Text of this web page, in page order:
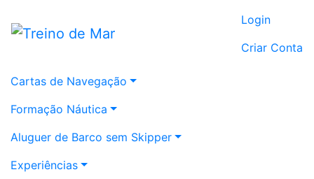
Login
Criar Conta
Cartas de Navegação
Formação Náutica
Aluguer de Barco sem Skipper
Experiências